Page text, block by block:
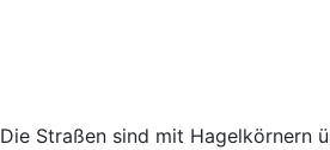
Die Straßen sind mit Hagelkörnern